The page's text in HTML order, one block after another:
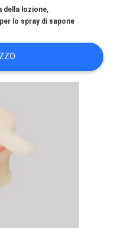
della lozione,
lo spray di sapone